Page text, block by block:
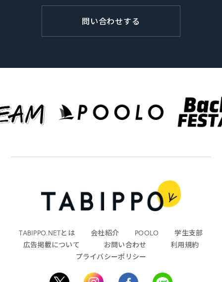
問い合わせする
TABIPPO.NETとは 会社紹介 POOLO
学生支部
広告掲載について
お問い合わせ
利用規約
プライバシーポリシー